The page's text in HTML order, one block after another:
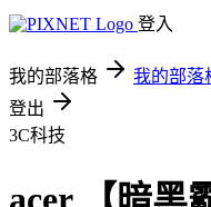
登入
我的部落格 我的部落
登出
3C科技